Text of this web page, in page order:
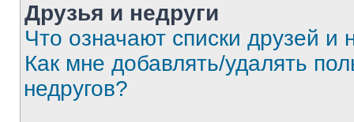
Друзья и недруги
Что означают списки друзей и
Как мне добавлять/удалять
недругов?